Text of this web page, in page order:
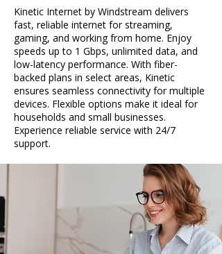
Kinetic Internet by Windstream delivers
fast, reliable internet for streaming,
gaming, and working from home. Enjoy
speeds up to 1 Gbps, unlimited data, and
low-latency performance. With fiber-
backed plans in select areas, Kinetic
ensures seamless connectivity for multiple
devices. Flexible options make it ideal for
households and small businesses.
Experience reliable service with 24/7
support.